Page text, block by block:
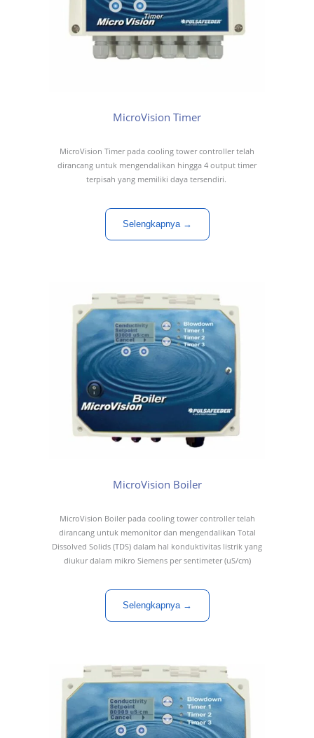
MicroVision Timer
MicroVision Timer pada cooling tower controller telah
dirancang untuk mengendalikan hingga 4 output timer
terpisah yang memiliki daya tersendiri.
Selengkapnya →
MicroVision Boiler
MicroVision Boiler pada cooling tower controller telah
dirancang untuk memonitor dan mengendalikan Total
Dissolved Solids (TDS) dalam hal konduktivitas listrik yang
diukur dalam mikro Siemens per sentimeter (uS/cm)
Selengkapnya →